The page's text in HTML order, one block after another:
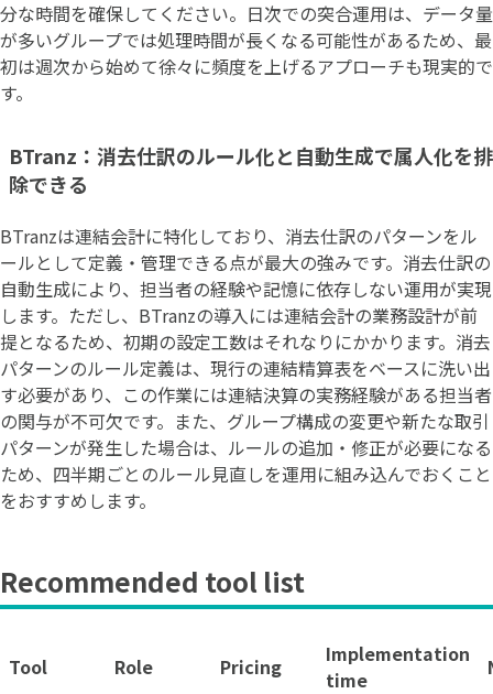
分な時間を確保してください。日次での突合運用は、データ量
が多いグループでは処理時間が長くなる可能性があるため、最
初は週次から始めて徐々に頻度を上げるアプローチも現実的で
す。
BTranz：消去仕訳のルール化と自動生成で属人化を排
除できる
BTranzは連結会計に特化しており、消去仕訳のパターンをル
ールとして定義・管理できる点が最大の強みです。消去仕訳の
自動生成により、担当者の経験や記憶に依存しない運用が実現
します。ただし、BTranzの導入には連結会計の業務設計が前
提となるため、初期の設定工数はそれなりにかかります。消去
パターンのルール定義は、現行の連結精算表をベースに洗い出
す必要があり、この作業には連結決算の実務経験がある担当者
の関与が不可欠です。また、グループ構成の変更や新たな取引
パターンが発生した場合は、ルールの追加・修正が必要になる
ため、四半期ごとのルール見直しを運用に組み込んでおくこと
をおすすめします。
Recommended tool list
Tool Role Pricing
Implementation
time